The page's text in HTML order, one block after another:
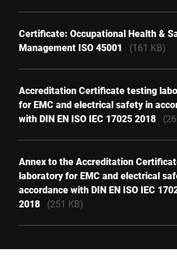
Certificate: Occupational Health &
Management ISO 45001
(161 KB)
Accreditation Certificate testing
for EMC and electrical safety in
with DIN EN ISO IEC 17025 2018
Annex to the Accreditation
laboratory for EMC and electrical
accordance with DIN EN ISO IEC
2018
(251 KB)